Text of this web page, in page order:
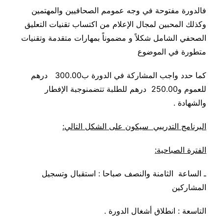
فالدورة مفتوحة في وجه عمومم الصحافيين والمهتمين
وكذلك المحبين لمجال الإعلام من اكتساب تقنيات التعليق
الصحفي الشامل شكلاً و مضموناً بمهارات متقدمة وتقنيات
متطورة في الموضوع
كما حدد واجب المشاركة في الدورة ب300.00
درهم
للعموم و250.00 درهم
للطلبة تتضمنوجبة الإفطار
والشهادة .
البرنامج التدريبي سيكون على الشكل التالي:
الفترة الصباحية:
ـ الساعة الثامنة والنصف صباحا : استقبال وتسجيل
المشاركين
التاسعة : انطلاق أشغال الدورة .